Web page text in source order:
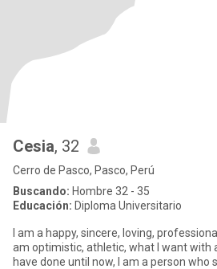
Cesia, 32
Cerro de Pasco, Pasco, Perú
Buscando: Hombre 32 - 35
Educación: Diploma Universitario
I am a happy, sincere, loving,
am optimistic, athletic, what I want with
have done until now, I am a person